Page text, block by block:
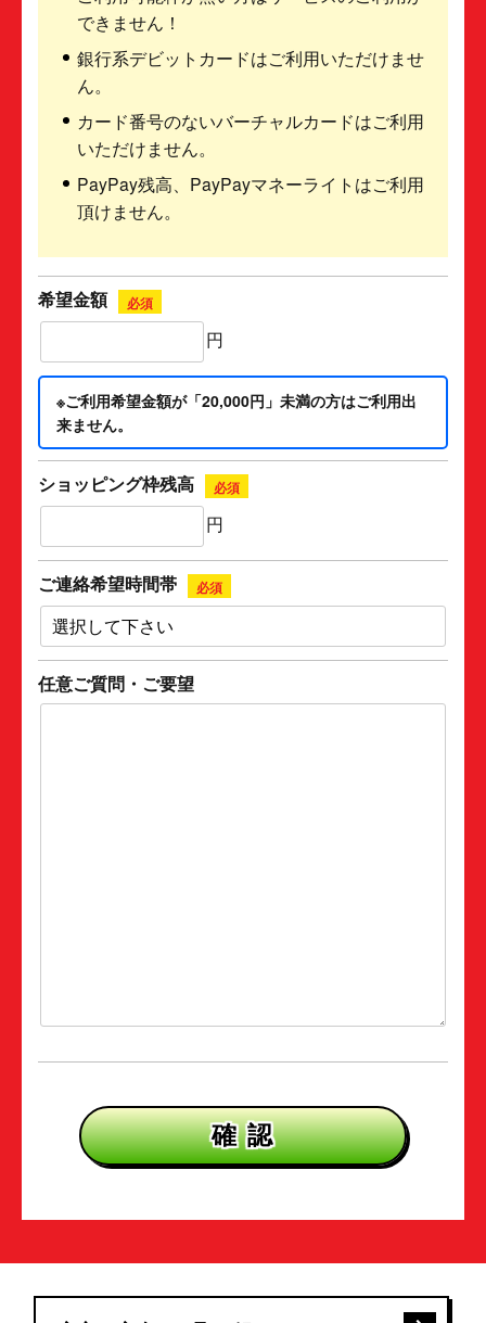
できません！
銀行系デビットカードはご利用いただけませ
ん。
カード番号のないバーチャルカードはご利用
いただけません。
PayPay残高、PayPayマネーライトはご利用
頂けません。
希望金額 必須
円
※ご利用希望金額が「20,000円」未満の方はご利用出
来ません。
ショッピング枠残高 必須
円
ご連絡希望時間帯 必須
任意ご質問・ご要望